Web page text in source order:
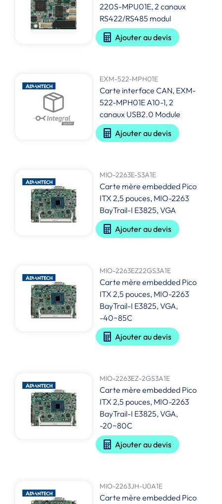
220S-MPU01E, 2 canaux
RS422/RS485 modul
Ajouter au devis
EXM-522-MPH01E
Carte interface CAN, EXM-
522-MPH01E A10-1, 2
canaux USB2.0 Module
Ajouter au devis
MIO-2263E-S3A1E
Carte mère embedded Pico
ITX 2,5 pouces, MIO-2263
BayTrail-I E3825, VGA
Ajouter au devis
MIO-2263EZ22GS3A1E
Carte mère embedded Pico
ITX 2,5 pouces, MIO-2263
BayTrail-I E3825, VGA,
-40~85C
Ajouter au devis
MIO-2263EZ-2GS3A1E
Carte mère embedded Pico
ITX 2,5 pouces, MIO-2263
BayTrail-I E3825, VGA,
-20~80C
Ajouter au devis
MIO-2263JH-U0A1E
Carte mère embedded Pico